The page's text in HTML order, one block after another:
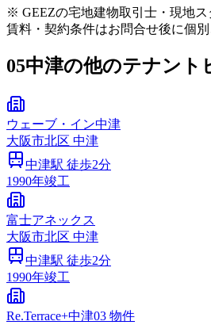
※ GEEZの宅地建物取引士・現地ス
賃料・契約条件はお問合せ後に個別
05中津の他のテナント
ウェーブ・イン中津
大阪市北区 中津
中津駅 徒歩2分
1990年竣工
富士アネックス
大阪市北区 中津
中津駅 徒歩2分
1990年竣工
Re.Terrace+中津03 物件